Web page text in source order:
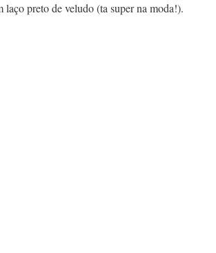
preto de veludo (ta super na moda!).